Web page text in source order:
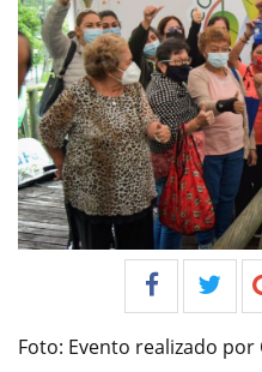
Foto: Evento realizado